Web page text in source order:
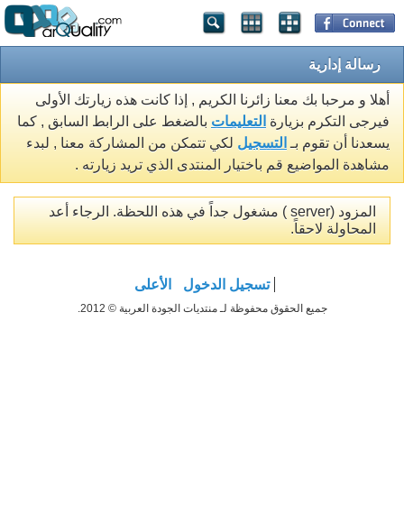
رسالة إدارية
أهلا و مرحبا بك معنا زائرنا الكريم , إذا كانت هذه زيارتك الأولى
فيرجى التكرم بزيارة التعليمات بالضغط على الرابط السابق , كما
يسعدنا أن تقوم بـ التسجيل لكي تتمكن من المشاركة معنا , لبدء
مشاهدة المواضيع قم باختيار المنتدى الذي تريد زيارته .
المزود (server ) مشغول جداً في هذه اللحظة. الرجاء أعد
المحاولة لاحقاً.
تسجيل الدخول الأعلى
جميع الحقوق محفوظة لـ منتديات الجودة العربية © 2012.